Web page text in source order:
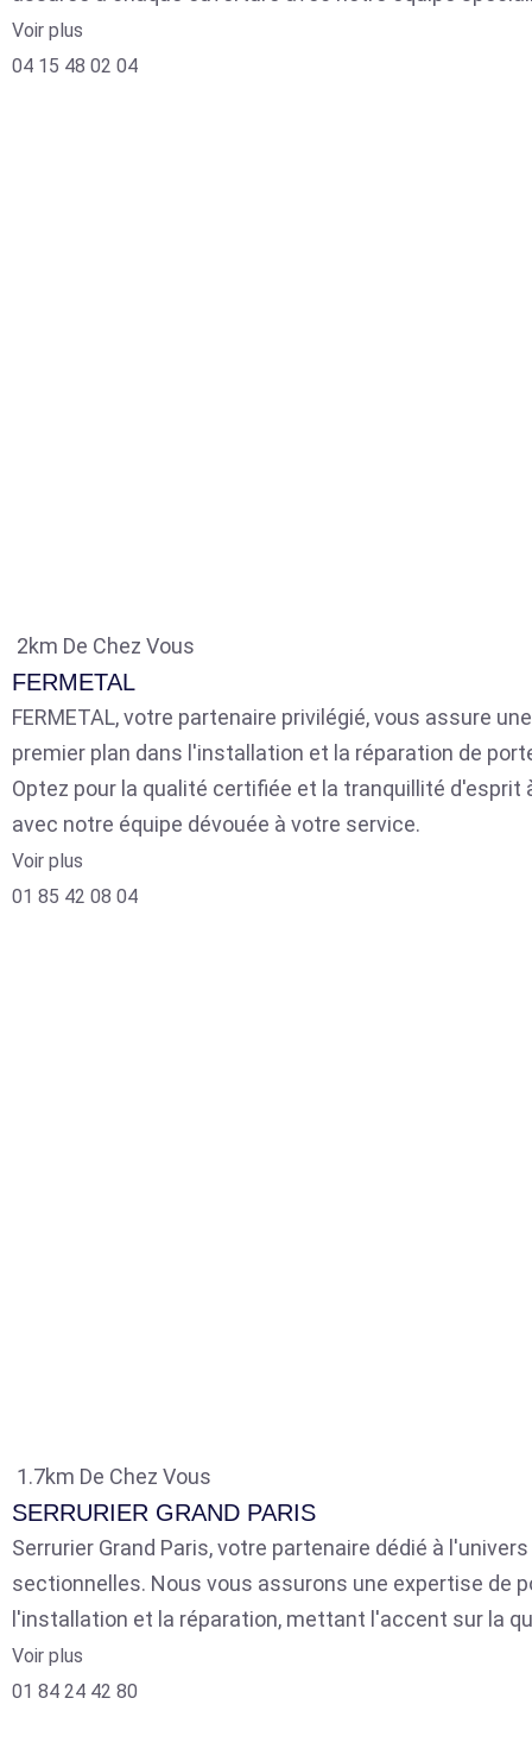
Voir plus
04 15 48 02 04
2km De Chez Vous
FERMETAL
FERMETAL, votre partenaire privilégié, vous assure
premier plan dans l'installation et la réparation de
Optez pour la qualité certifiée et la tranquillité d'esprit
avec notre équipe dévouée à votre service.
Voir plus
01 85 42 08 04
1.7km De Chez Vous
SERRURIER GRAND PARIS
Serrurier Grand Paris, votre partenaire dédié à
sectionnelles. Nous vous assurons une expertise de
l'installation et la réparation, mettant l'accent sur la
Voir plus
01 84 24 42 80